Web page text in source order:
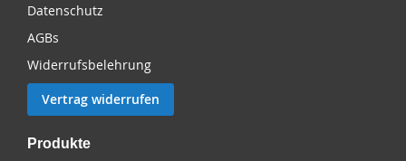
Datenschutz
AGBs
Widerrufsbelehrung
Vertrag widerrufen
Produkte